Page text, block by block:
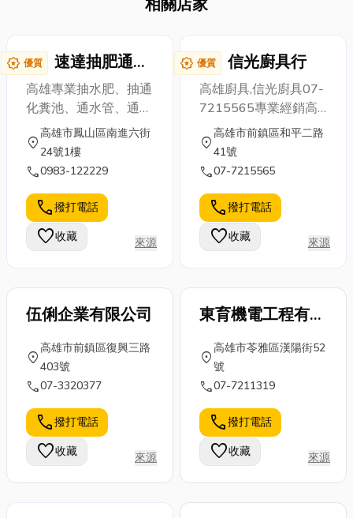
相關店家
award_star 優質
速達抽肥通管
行
高雄專業抽水肥、抽通
化糞池、通水管、通馬
桶、高壓水刀通管、管
線內視鏡檢測、截油槽
清潔 等服務推薦速達
「快速到場、價格透
明、不亂喊價」 為承
諾，提供高雄地區住
車、專業水刀車及內視
到堵塞問題並徹底解
決。 無論是 高雄三民
區的住宅馬桶堵塞，還
是 鳳山餐廳的截油槽
清潔，速達團隊都能迅
速出動、專業施工。
location_on
高雄市鳳山區南進六街
24號1樓
call0983-122229
call撥打電話
favorite收藏 來源
award_star 優質 信光廚具行
高雄廚具,信光廚具07-
7215565專業經銷高
雄櫻花廚具,高雄林內
廚具,林內熱水器,林內
瓦斯爐,林內抽油煙機,
機櫻花廚具價格,櫻花
廚具價錢,櫻花廚具維
修
location_on
高雄市前鎮區和平二路
41號
call07-7215565
call撥打電話
favorite收藏 來源
伍俐企業有限公司
location_on
高雄市前鎮區復興三路
403號
call07-3320377
call撥打電話
favorite收藏 來源
東育機電工程有限
公司
location_on
高雄市苓雅區漢陽街52
號
call07-7211319
call撥打電話
favorite收藏 來源